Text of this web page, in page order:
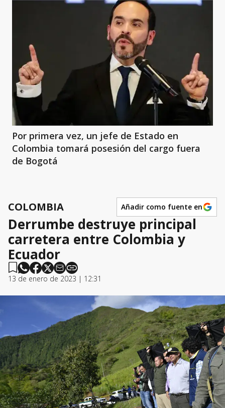
Por primera vez, un jefe de Estado en
Colombia tomará posesión del cargo fuera
de Bogotá
COLOMBIA Añadir como fuente en
Derrumbe destruye principal
carretera entre Colombia y
Ecuador
13 de enero de 2023 | 12:31